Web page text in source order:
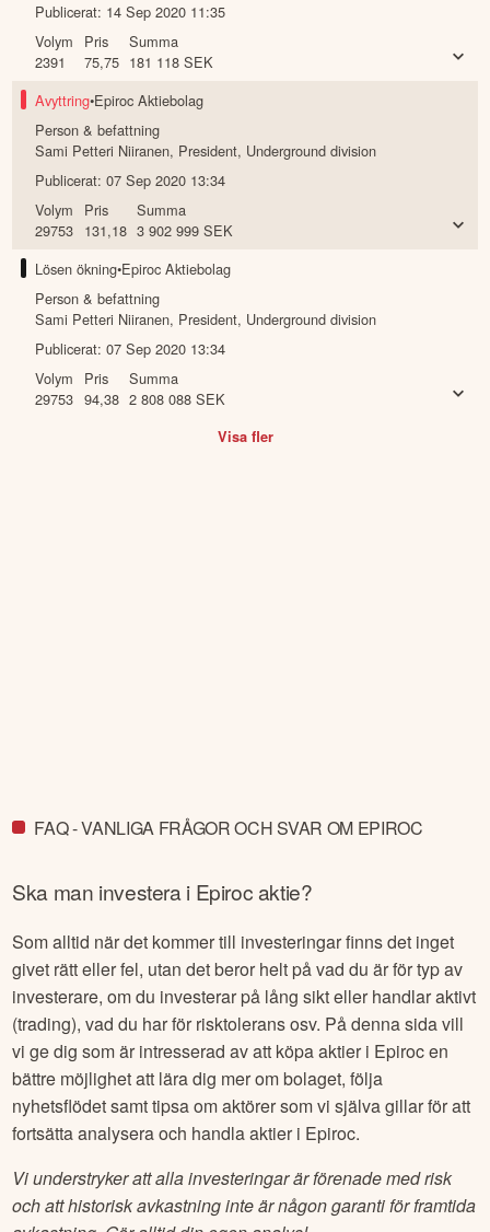
Publicerat: 14 Sep 2020 11:35
Volym
2391
Pris
75,75
Summa
181 118 SEK
Avyttring•Epiroc Aktiebolag
Person & befattning
Sami Petteri Niiranen, President, Underground division
Publicerat:07 Sep 2020 13:34
Volym
29753
Pris
131,18
Summa
3 902 999 SEK
Lösen ökning•Epiroc Aktiebolag
Person & befattning
Sami Petteri Niiranen, President, Underground division
Publicerat:07 Sep 2020 13:34
Volym
29753
Pris
94,38
Summa
2 808 088 SEK
Visa fler
FAQ - VANLIGA FRÅGOR OCH SVAR OM EPIROC
Ska man investera i Epirocaktie?
Som alltid när det kommer till investeringar finns det inget
givet rätt eller fel, utan det beror helt på vad du är för typ av
investerare, om du investerar på lång sikt eller handlar aktivt
(trading), vad du har för risktolerans osv. På denna sida vill
vi ge dig som är intresserad av att köpa aktier i Epirocen
bättre möjlighet att lära dig mer om bolaget, följa
nyhetsflödet samt tipsa om aktörer som vi själva gillar för att
fortsätta analysera och handla aktier i Epiroc.
Vi understryker att alla investeringar är förenade med risk
och att historisk avkastning inte är någon garanti för framtida